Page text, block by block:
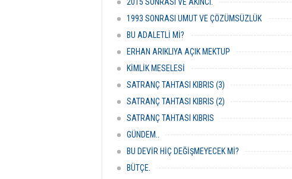
1993 SONRASI UMUT VE ÇÖZÜMSÜZLÜK
BU ADALETLİ Mİ?
ERHAN ARIKLIYA AÇIK MEKTUP
KİMLİK MESELESİ
SATRANÇ TAHTASI KIBRIS (3)
SATRANÇ TAHTASI KIBRIS (2)
SATRANÇ TAHTASI KIBRIS
GÜNDEM..
BU DEVİR HİÇ DEĞİŞMEYECEK Mİ?
BÜTÇE.